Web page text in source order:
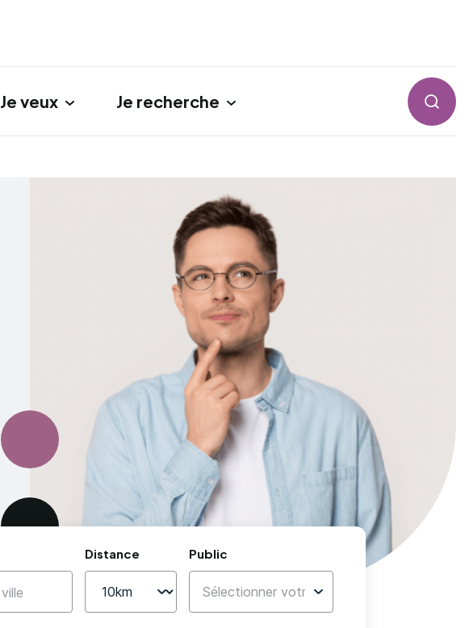
Je veux Je recherche
Distance Public